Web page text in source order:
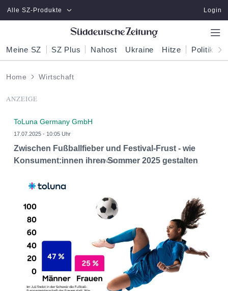
Zum Hauptinhalt springen
Alle SZ-Produkte Login
Meine SZ SZ Plus Nahost Ukraine Hitze Politik
Home Wirtschaft
ANZEIGE
ToLuna Germany GmbH
17.07.2025 - 10:05 Uhr
Zwischen Fußballfieber und Festival-Frust - wie
Konsument:innen ihren Sommer 2025 gestalten